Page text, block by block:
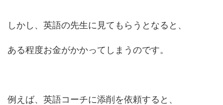
しかし、英語の先生に見てもらうとなると、
ある程度お金がかかってしまうのです。
例えば、英語コーチに添削を依頼すると、